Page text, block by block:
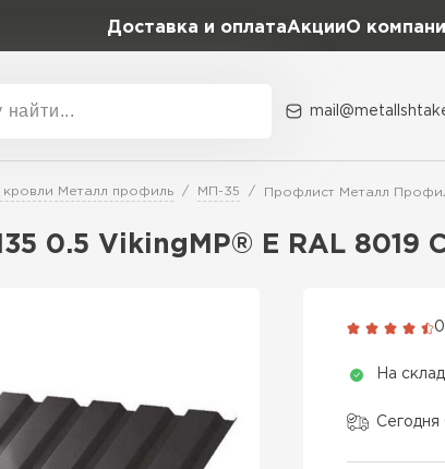
Доставка и оплатаАкцииО
Бренд
Гранд Лайн
кровли Металл профиль МП-35 Профлист Металл
0.5 VikingMP® E RAL 8019
На
Сегодня